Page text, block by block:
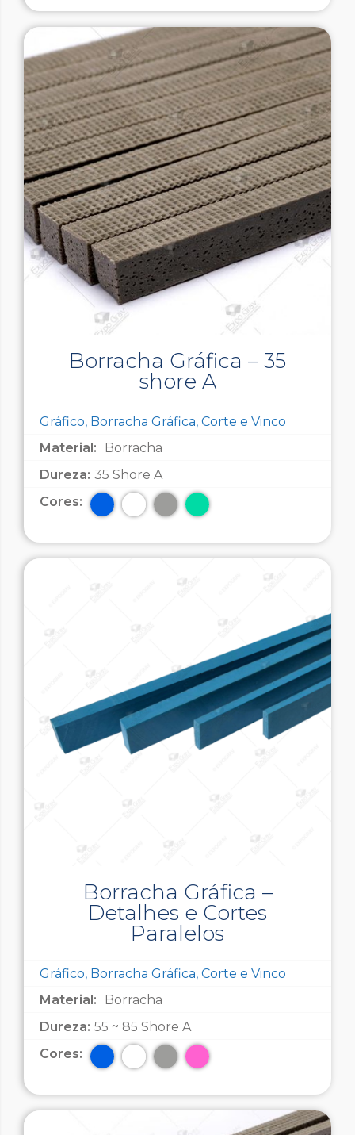
Borracha Gráfica – 35
shore A
Gráfico, Borracha Gráfica, Corte e Vinco
Material:
Borracha
Dureza: 35 Shore A
Cores:
Borracha Gráfica –
Detalhes e Cortes
Paralelos
Gráfico, Borracha Gráfica, Corte e Vinco
Material:
Borracha
Dureza: 55 ~ 85 Shore A
Cores: